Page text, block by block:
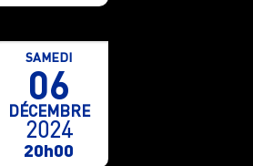
SAMEDI
06
DÉCEMBRE
2024
20h00